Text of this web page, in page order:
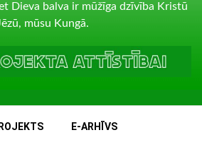
Dieva balva ir mūžīga dzīvība Kristū
mūsu Kungā.
E-ARHĪVS